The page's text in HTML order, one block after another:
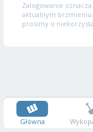
Zalogowanie
aktualnym brzmieniu.
prosimy o
Główna